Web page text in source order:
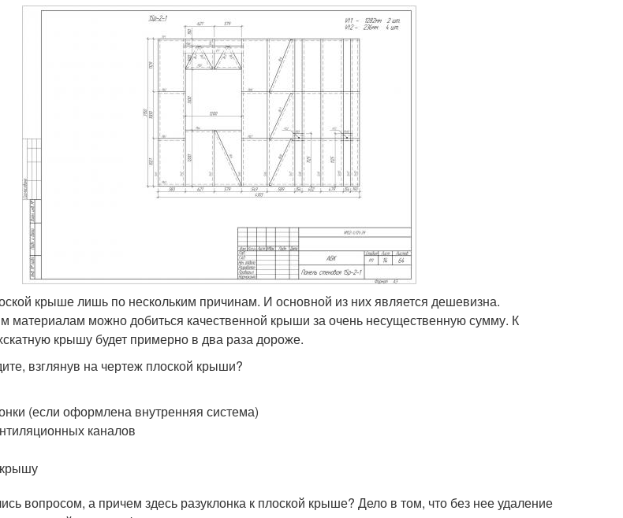
крыше лишь по нескольким причинам. И основной из них является дешевизна.
материалам можно добиться качественной крыши за очень несущественную сумму. К
крышу будет примерно в два раза дороже.
взглянув на чертеж плоской крыши?
(если оформлена внутренняя система)
каналов
вопросом, а причем здесь разуклонка к плоской крыше? Дело в том, что без нее удаление